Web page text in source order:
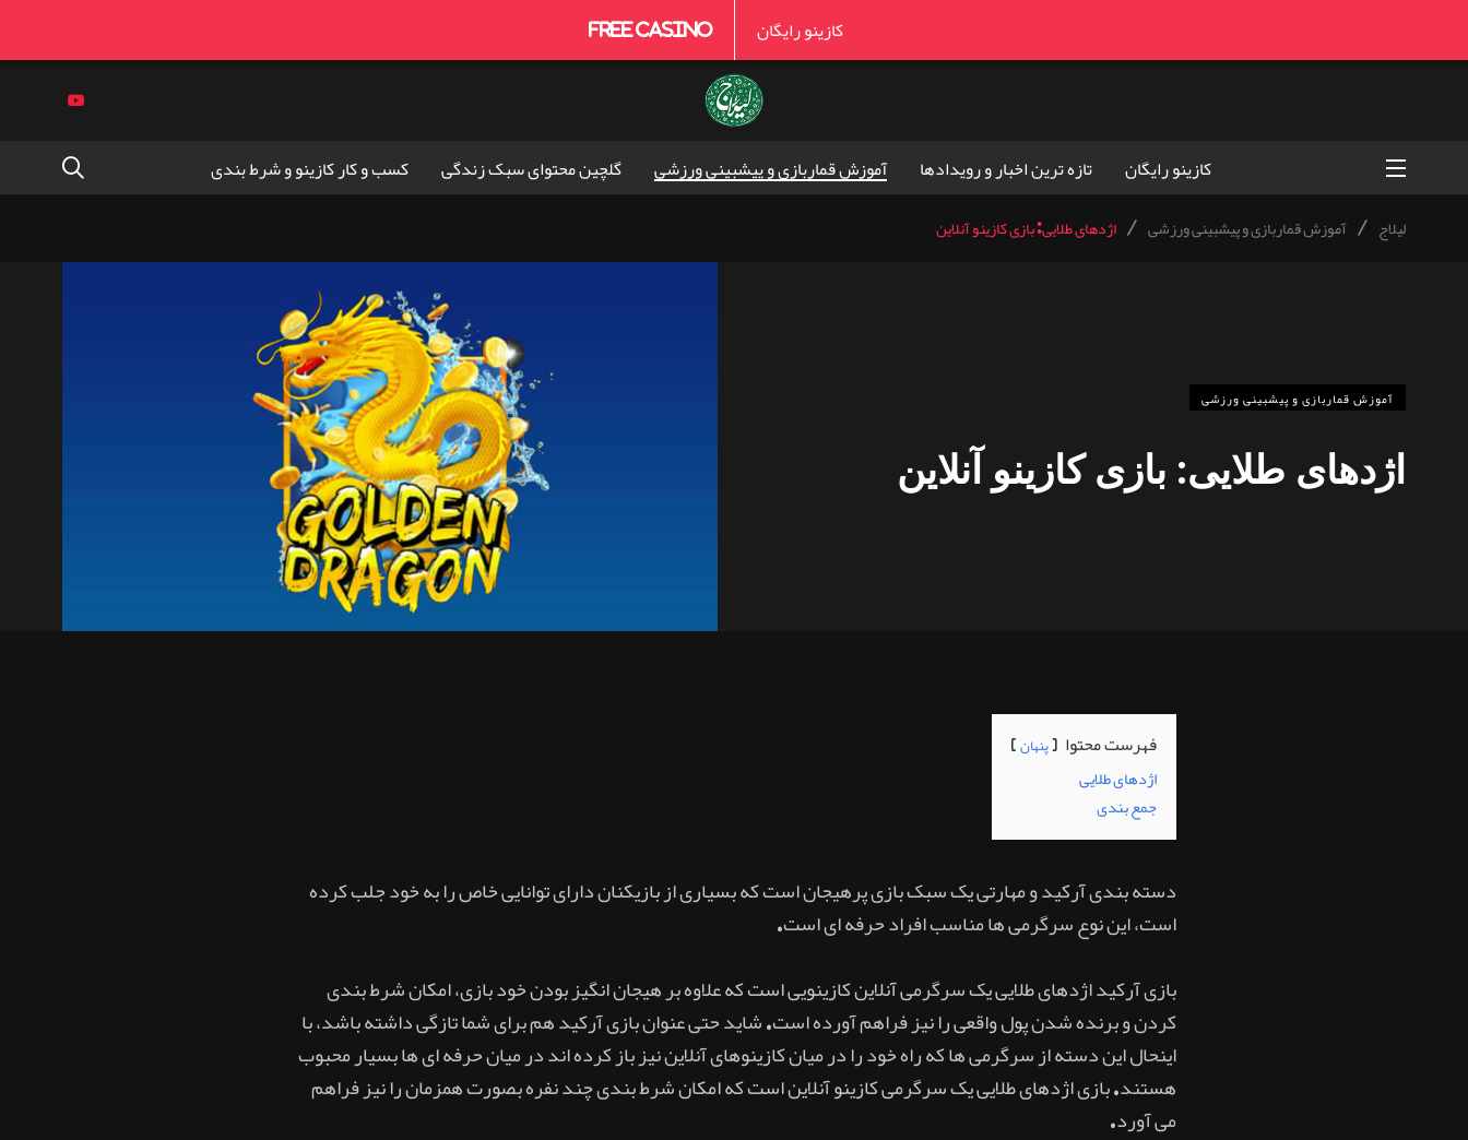
کازینو رایگان Free Casino
کازینو رایگان تازه ترین اخبار و رویدادها آموزش قماربازی و پیشبینی ورزشی گلچین محتوای سبک زندگی کسب و کار کازینو و شرط بندی
لیلاج / آموزش قماربازی و پیشبینی ورزشی / اژدهای طلایی: بازی کازینو آنلاین
آموزش قماربازی و پیشبینی ورزشی
اژدهای طلایی: بازی کازینو آنلاین
فهرست محتوا پنهان
اژدهای طلایی
جمع بندی
دسته بندی آرکید و مهارتی یک سبک بازی پرهیجان است که بسیاری از بازیکنان دارای توانایی خاص را به خود جلب کرده
است، این نوع سرگرمی ها مناسب افراد حرفه ای است.
بازی آرکید اژدهای طلایی یک سرگرمی آنلاین کازینویی است که علاوه بر هیجان انگیز بودن خود بازی، امکان شرط بندی
کردن و برنده شدن پول واقعی را نیز فراهم آورده است. شاید حتی عنوان بازی آرکید هم برای شما تازگی داشته باشد، با
اینحال این دسته از سرگرمی ها که راه خود را در میان کازینوهای آنلاین نیز باز کرده اند در میان حرفه ای ها بسیار محبوب
هستند. بازی اژدهای طلایی یک سرگرمی کازینو آنلاین است که امکان شرط بندی چند نفره بصورت همزمان را نیز فراهم
می آورد.